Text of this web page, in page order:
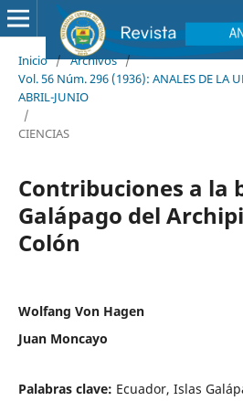
Inicio / Archivos /
Vol. 56 Núm. 296 (1936): ANALES DE LA
ABRIL-JUNIO
/
CIENCIAS
Contribuciones a la
Galápago del
Colón
Wolfang Von Hagen
Juan Moncayo
Palabras clave: Ecuador, Islas